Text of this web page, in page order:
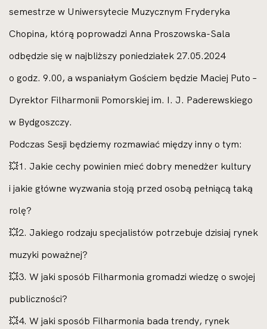
semestrze w Uniwersytecie Muzycznym Fryderyka
Chopina, którą poprowadzi Anna Proszowska-Sala
odbędzie się w najbliższy poniedziałek 27.05.2024
o godz. 9.00, a wspaniałym Gościem będzie Maciej Puto –
Dyrektor Filharmonii Pomorskiej im. I. J. Paderewskiego
w Bydgoszczy.
Podczas Sesji będziemy rozmawiać między inny o tym:
💥1. Jakie cechy powinien mieć dobry menedżer kultury
i jakie główne wyzwania stoją przed osobą pełniącą taką
rolę?
💥2. Jakiego rodzaju specjalistów potrzebuje dzisiaj rynek
muzyki poważnej?
💥3. W jaki sposób Filharmonia gromadzi wiedzę o swojej
publiczności?
💥4. W jaki sposób Filharmonia bada trendy, rynek